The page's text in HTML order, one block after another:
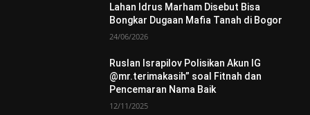
Lahan Idrus Marham Disebut Bisa
Bongkar Dugaan Mafia Tanah di Bogor
24/06/2026
Ruslan Israpilov Polisikan Akun IG
@mr.terimakasih” soal Fitnah dan
Pencemaran Nama Baik
12/11/2025